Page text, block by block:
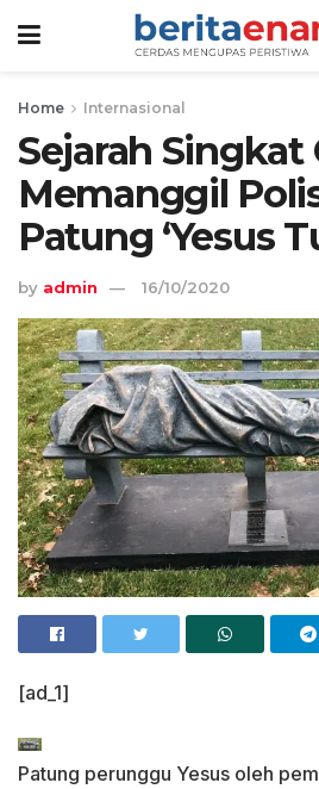
Home Internasional
Sejarah Singkat
Memanggil
Patung ‘Yesus
by admin 16/10/2020
[ad_1]
Patung perunggu Yesus oleh